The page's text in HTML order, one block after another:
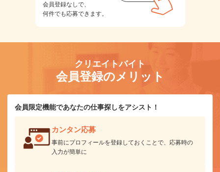
会員登録なしで、
何件でも応募できます。
クリエイトバイト
会員登録のメリット
会員限定機能であなたの仕事探しをアシスト！
カンタン応募
事前にプロフィールを登録しておくことで、応募時の
入力が簡単に